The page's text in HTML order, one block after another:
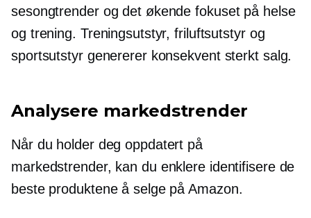
sesongtrender og det økende fokuset på helse
og trening. Treningsutstyr, friluftsutstyr og
sportsutstyr genererer konsekvent sterkt salg.
Analysere markedstrender
Når du holder deg oppdatert på
markedstrender, kan du enklere identifisere de
beste produktene å selge på Amazon.